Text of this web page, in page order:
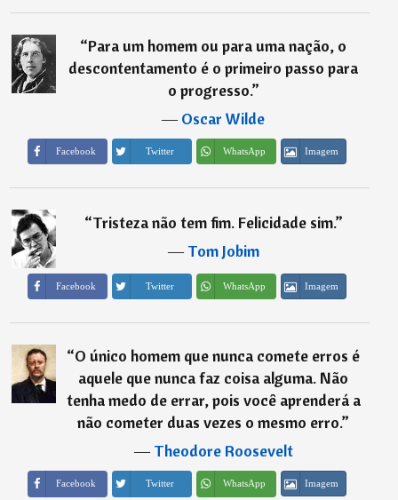
“Para um homem ou para uma nação, o
descontentamento é o primeiro passo para
o progresso.”
―Oscar Wilde
Facebook Twitter WhatsApp Imagem
“Tristeza não tem fim. Felicidade sim.”
―Tom Jobim
Facebook Twitter WhatsApp Imagem
“O único homem que nunca comete erros é
aquele que nunca faz coisa alguma. Não
tenha medo de errar, pois você aprenderá a
não cometer duas vezes o mesmo erro.”
―Theodore Roosevelt
Facebook Twitter WhatsApp Imagem